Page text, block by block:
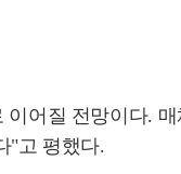
어질 전망이다.
"고 평했다.